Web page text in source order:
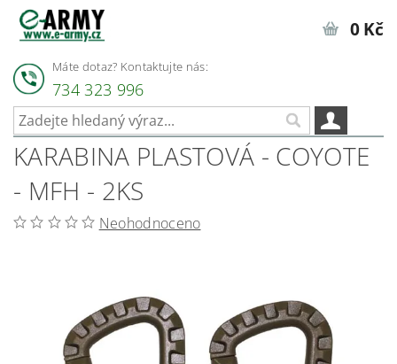
Máte dotaz? Kontaktujte nás:
734 323 996
0 Kč
KARABINA PLASTOVÁ - COYOTE
- MFH - 2KS
Neohodnoceno